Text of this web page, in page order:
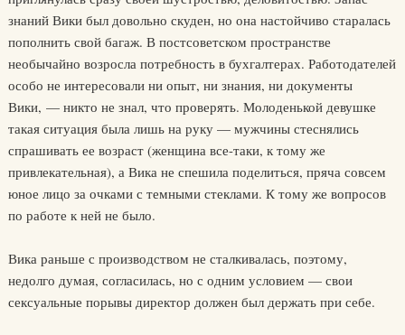
знаний Вики был довольно скуден, но она настойчиво старалась
пополнить свой багаж. В постсоветском пространстве
необычайно возросла потребность в бухгалтерах. Работодателей
особо не интересовали ни опыт, ни знания, ни документы
Вики, — никто не знал, что проверять. Молоденькой девушке
такая ситуация была лишь на руку — мужчины стеснялись
спрашивать ее возраст (женщина все-таки, к тому же
привлекательная), а Вика не спешила поделиться, пряча совсем
юное лицо за очками с темными стеклами. К тому же вопросов
по работе к ней не было.
Вика раньше с производством не сталкивалась, поэтому,
недолго думая, согласилась, но с одним условием — свои
сексуальные порывы директор должен был держать при себе.